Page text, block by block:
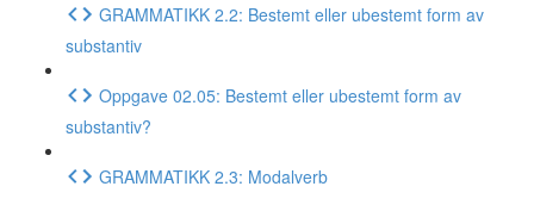
GRAMMATIKK 2.2: Bestemt eller ubestemt form av
substantiv
Oppgave 02.05: Bestemt eller ubestemt form av
substantiv?
GRAMMATIKK 2.3: Modalverb